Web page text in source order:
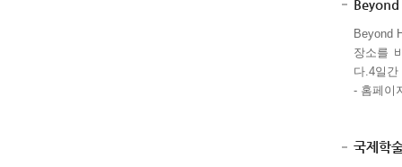
Beyond
장소를
다.4일간
- 홈페이
국제학